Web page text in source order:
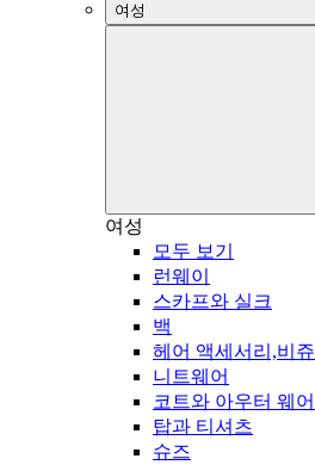
여성
여성
모두 보기
런웨이
스카프와 실크
백
헤어 액세서리,비쥬
니트웨어
코트와 아우터 웨어
탑과 티셔츠
슈즈